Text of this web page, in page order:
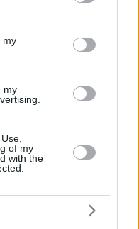
its third-party tags to
in below Google
my
my
of my
with the
μου διηγούνται
αυτά θα τα κάνω
το καρπούζι και
Βίκινγκς; Η επιλογή
ναυπηγική